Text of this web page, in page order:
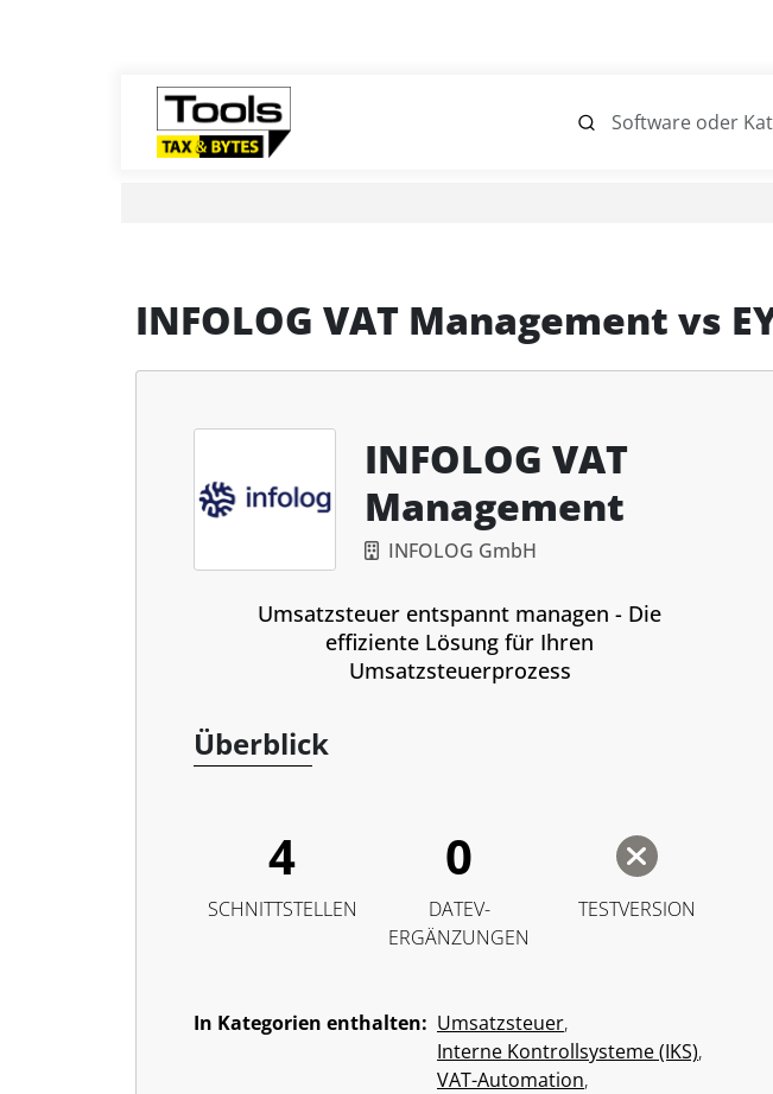
INFOLOG VAT Management vs
INFOLOG VAT
Management
INFOLOG GmbH
Umsatzsteuer entspannt managen - Die
effiziente Lösung für Ihren
Umsatzsteuerprozess
Überblick
4
SCHNITTSTELLEN
0
DATEV-
ERGÄNZUNGEN
TESTVERSION
In Kategorien enthalten: Umsatzsteuer,
Interne Kontrollsysteme (IKS),
VAT-Automation,